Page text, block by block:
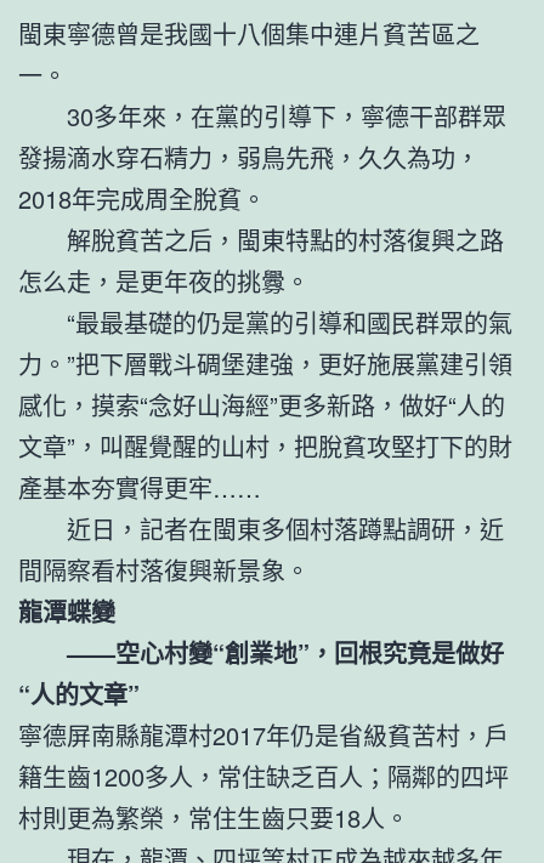
閩東寧德曾是我國十八個集中連片貧苦區之
一。
30多年來，在黨的引導下，寧德干部群眾
發揚滴水穿石精力，弱鳥先飛，久久為功，
2018年完成周全脫貧。
解脫貧苦之后，閩東特點的村落復興之路
怎么走，是更年夜的挑釁。
“最最基礎的仍是黨的引導和國民群眾的氣
力。”把下層戰斗碉堡建強，更好施展黨建引領
感化，摸索“念好山海經”更多新路，做好“人的
文章”，叫醒覺醒的山村，把脫貧攻堅打下的財
產基本夯實得更牢……
近日，記者在閩東多個村落蹲點調研，近
間隔察看村落復興新景象。
龍潭蝶變
——空心村變“創業地”，回根究竟是做好
“人的文章”
寧德屏南縣龍潭村2017年仍是省級貧苦村，戶
籍生齒1200多人，常住缺乏百人；隔鄰的四坪
村則更為繁榮，常住生齒只要18人。